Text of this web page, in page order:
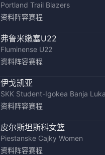
Portland Trail Blazers
资料阵容赛程
弗鲁米嫩塞U22
Fluminense U22
资料阵容赛程
伊戈凯亚
SKK Student-Igokea Banja
资料阵容赛程
皮尔斯坦斯科女篮
Piestanske Cajky Women
资料阵容赛程